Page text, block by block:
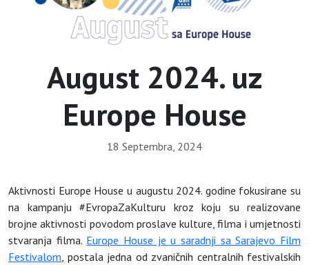
August 2024. uz
Europe House
18 Septembra, 2024
Aktivnosti Europe House u augustu 2024. godine fokusirane su
na kampanju #EvropaZaKulturu kroz koju su realizovane
brojne aktivnosti povodom proslave kulture, filma i umjetnosti
stvaranja filma. Europe House je u saradnji sa Sarajevo Film
Festivalom , postala jedna od zvaničnih centralnih festivalskih